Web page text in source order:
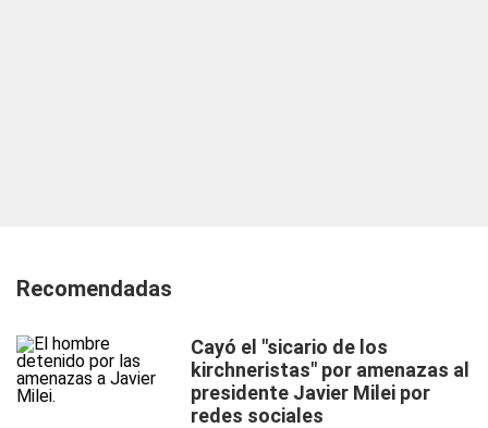
Recomendadas
Cayó el "sicario de los
kirchneristas" por amenazas al
presidente Javier Milei por
redes sociales